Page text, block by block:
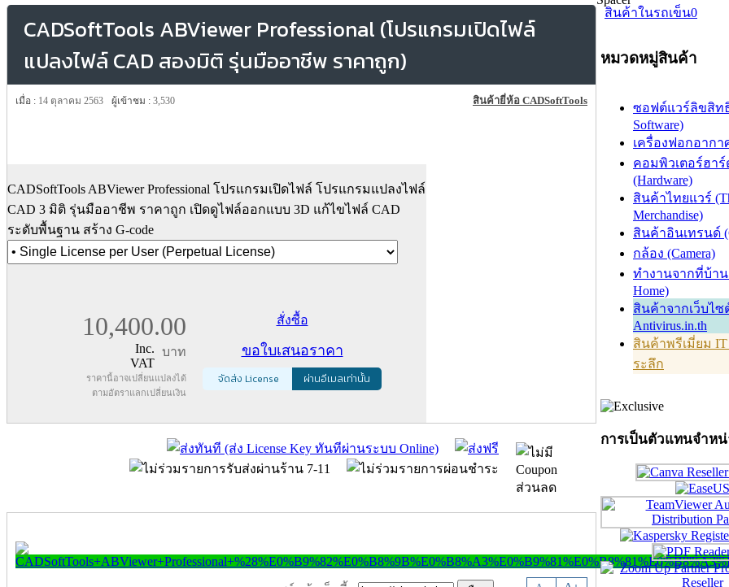
CADSoftTools ABViewer Professional (โปรแกรมเปิดไฟล์
แปลงไฟล์ CAD สองมิติ รุ่นมืออาชีพ ราคาถูก)
เมื่อ : 14 ตุลาคม 2563 ผู้เข้าชม : 3,530 สินค้ายี่ห้อ CADSoftTools
CADSoftTools ABViewer Professional โปรแกรมเปิดไฟล์ โปรแกรมแปลงไฟล์
CAD 3 มิติ รุ่นมืออาชีพ ราคาถูก เปิดดูไฟล์ออกแบบ 3D แก้ไขไฟล์ CAD
ระดับพื้นฐาน สร้าง G-code
10,400.00
บาท
Inc.
VAT
ราคานี้อาจเปลี่ยนแปลงได้
ตามอัตราแลกเปลี่ยนเงิน
สั่งซื้อ
ขอใบเสนอราคา
จัดส่ง License ผ่านอีเมลเท่านั้น
สินค้าในรถเข็น0
หมวดหมู่สินค้า
ซอฟต์แวร์ลิขสิทธิ์
Software)
เครื่องฟอกอากา
คอมพิวเตอร์ฮาร์
(Hardware)
สินค้าไทยแวร์
Merchandise)
สินค้าอินเทรนด์
กล้อง (Camera)
ทำงานจากที่บ้าน
Home)
สินค้าจากเว็บไซ
Antivirus.in.th
สินค้าพรีเมี่ยม
ระลึก
การเป็นตัวแทนจำห